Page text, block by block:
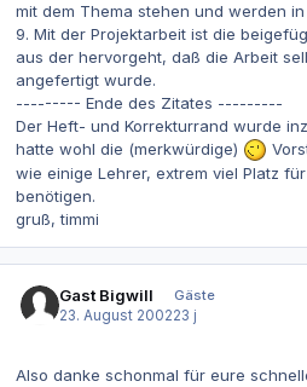
mit dem Thema stehen und werden
9. Mit der Projektarbeit ist die
aus der hervorgeht, daß die Arbeit
angefertigt wurde.
--------- Ende des Zitates ---------
Der Heft- und Korrekturrand wurde
hatte wohl die (merkwürdige)
wie einige Lehrer, extrem viel Platz
benötigen.
gruß, timmi
Gast Bigwill
Gäste
23. August 200223 j
Also danke schonmal für eure